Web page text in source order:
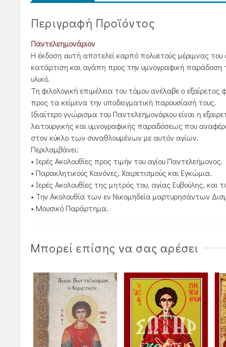
Περιγραφή Προϊόντος
Παντελεημονάριον
Η έκδοση αυτή αποτελεί καρπό πολυετούς μέριμνας του
κατάρτιση και αγάπη προς την υμνογραφική παράδοση
υλικό.
Τη φιλολογική επιμέλεια του τόμου ανέλαβε ο
προς τα κείμενα την υποδειγματική παρουσίασή τους.
Ιδιαίτερο γνώρισμα του Παντελεημονάριου είναι η
λειτουργικής και υμνογραφικής παραδόσεως που
στον κύκλο των συναθλουμένων με αυτόν αγίων.
Περιλαμβάνει:
• Ιερές Ακολουθίες προς τιμήν του αγίου Παντελεήμονος.
• Παρακλητικούς Κανόνες, Χαιρετισμούς και Εγκώμια.
• Ιερές Ακολουθίες της μητρός του, αγίας Ευβούλης, και
• Την Ακολουθία των εν Νικομηδεία μαρτυρησάντων
• Μουσικό Παράρτημα.
Μπορεί επίσης να σας αρέσει